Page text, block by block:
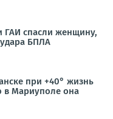
ГАИ спасли женщину,
БПЛА
при +40° жизнь
в Мариуполе она